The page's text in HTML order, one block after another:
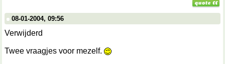
08-01-2004, 09:56
Verwijderd
Twee vraagjes voor mezelf.